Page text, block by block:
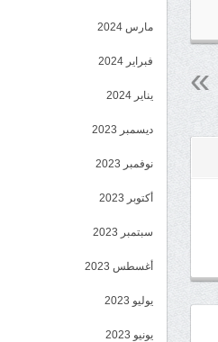
مارس 2024
فبراير 2024
يناير 2024
ديسمبر 2023
نوفمبر 2023
أكتوبر 2023
سبتمبر 2023
أغسطس 2023
يوليو 2023
يونيو 2023